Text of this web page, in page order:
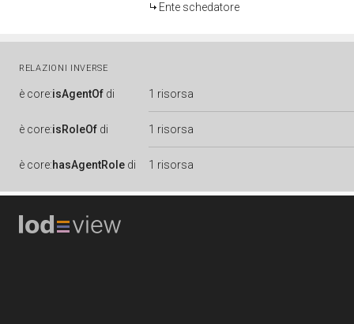
Ente schedatore
RELAZIONI INVERSE
è core:isAgentOf di 1 risorsa
è core:isRoleOf di 1 risorsa
è core:hasAgentRole di 1 risorsa